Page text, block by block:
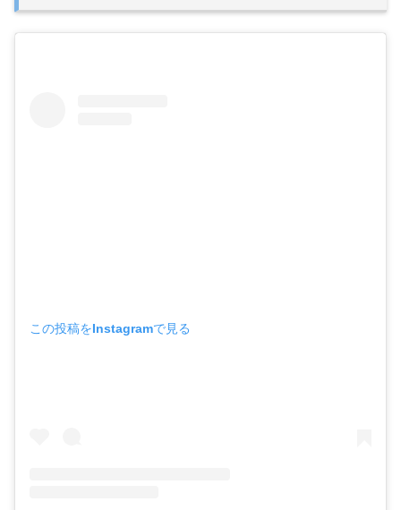
この投稿をInstagramで見る